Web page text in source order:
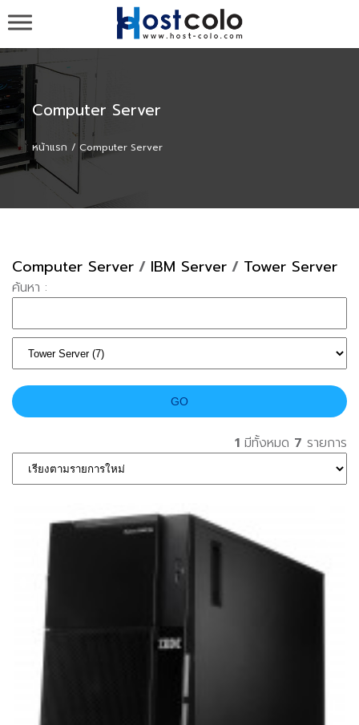
รับวาง Server ,รับวาง Colo , ขาย Server ,colocation
co-location ที่ cat-idc กสท , Web Hosting Domain เว็บ
โฮสติ้ง จดโดเมน - HOST-COLO.com
Computer Server
หน้าแรก Computer Server
Computer Server / IBM Server / Tower Server
ค้นหา :
1 มีทั้งหมด 7 รายการ